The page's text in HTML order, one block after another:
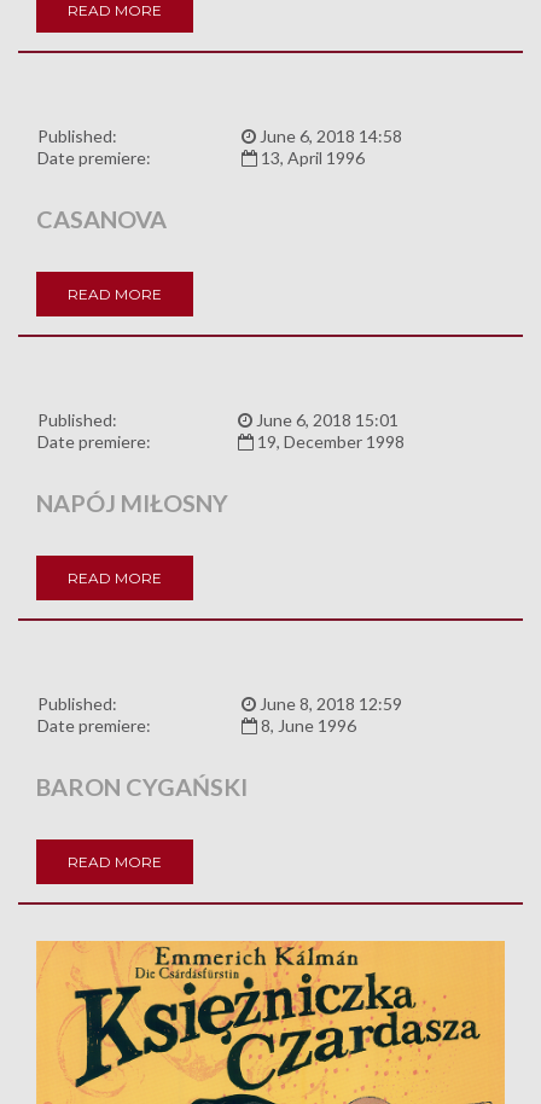
READ MORE
Published:
June 6, 2018 14:58
Date premiere:
13, April 1996
CASANOVA
READ MORE
Published:
June 6, 2018 15:01
Date premiere:
19, December 1998
NAPÓJ MIŁOSNY
READ MORE
Published:
June 8, 2018 12:59
Date premiere:
8, June 1996
BARON CYGAŃSKI
READ MORE